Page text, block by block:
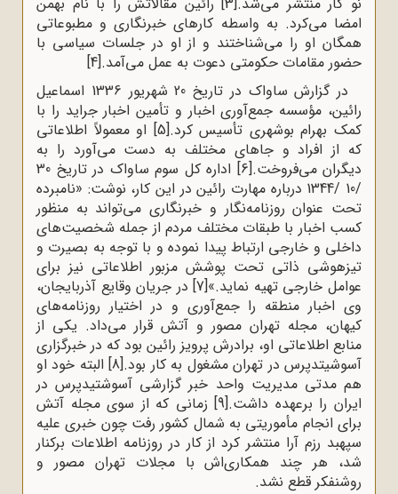
امضا مى‌کرد. به واسطه کارهای خبرنگاری و مطبوعاتی
همگان او را می‌شناختند و از او در جلسات سیاسی با
حضور مقامات حکومتی دعوت به عمل می‌آمد.[4]
در گزارش ساواک در تاریخ 20 شهریور 1336 اسماعیل
رائین، مؤسسه جمع‌آورى اخبار و تأمین اخبار جراید را با
کمک بهرام بوشهرى تأسیس کرد.[5]
او معمولاً اطلاعاتی
که از افراد و جاهای مختلف به دست می‌آورد را به
دیگران می‌فروخت.[6]
اداره کل سوم ساواک در تاریخ 30
/10 /1344 درباره مهارت رائین در این کار، نوشت: «نامبرده
تحت عنوان روزنامه‌نگار و خبرنگاری می‌تواند به منظور
کسب اخبار با طبقات مختلف مردم از جمله شخصیت‌های
داخلی و خارجی ارتباط پیدا نموده و با توجه به بصیرت و
تیزهوشی ذاتی تحت پوشش مزبور اطلاعاتی نیز برای
عوامل خارجی تهیه نماید.»[7]
در جریان وقایع آذربایجان،
وی اخبار منطقه را جمع‌آورى و در اختیار روزنامه‌هاى
کیهان، مجله تهران مصور و آتش قرار می‌داد. یکى از
منابع اطلاعاتى او، برادرش پرویز رائین بود که در خبرگزارى
آسوشیتدپرس در تهران مشغول به کار بود.[8]
البته خود او
هم مدتی مدیریت واحد خبر گزارشی آسوشتیدپرس در
ایران را برعهده داشت.[9]
زمانی که از سوی مجله آتش
برای انجام مأموریتی به شمال کشور رفت چون خبری علیه
سپهبد رزم آرا منتشر کرد از کار در روزنامه اطلاعات برکنار
شد، هر چند همکاری‌اش با مجلات تهران مصور و
روشنفکر قطع نشد.